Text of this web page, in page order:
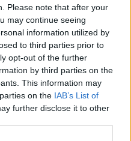
Please note that after your
may continue seeing
information utilized by
to third parties prior to
opt-out of the further
by third parties on the
This information may
on the IAB’s List of
further disclose it to other